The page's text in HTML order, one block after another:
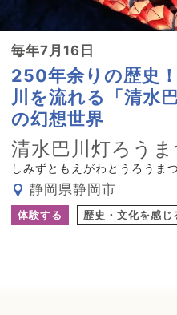
毎年7月16日
250年余りの歴史
川を流れる「清水
の幻想世界
清水巴川灯ろうま
しみずともえがわとうろうま
静岡県静岡市
体験する 歴史・文化を感じ